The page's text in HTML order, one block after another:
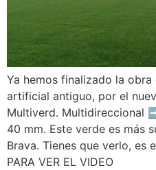
Ya hemos finalizado la
artificial antiguo, por el
Multiverd.
40 mm. Este verde es más
Brava. Tienes que verlo, es
PARA VER EL VIDEO